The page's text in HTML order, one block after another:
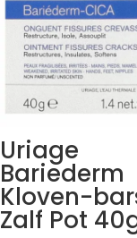
Uriage
Bariederm
Kloven-
Zalf Pot